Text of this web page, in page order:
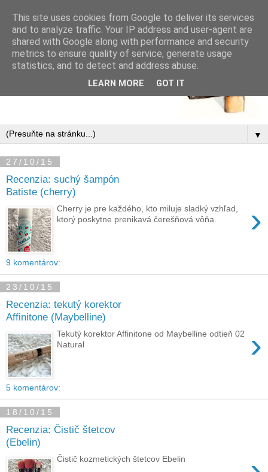
▼
27/10/15
Recenzia: suchý šampón
Batiste (cherry)
›
Cherry je pre každého, kto miluje sladký vzhľad,
ktorý poskytne prenikavá čerešňová vôňa.
9 komentárov:
23/10/15
Recenzia: tekutý korektor
Affinitone (Maybelline)
›
Tekutý korektor Affinitone od Maybelline odtieň 02
Natural
5 komentárov:
18/10/15
Recenzia: Čistič štetcov
(Ebelin)
Čistič kozmetických štetcov Ebelin
This site uses cookies from Google to deliver its services
and to analyze traffic. Your IP address and user-agent are
shared with Google along with performance and security
metrics to ensure quality of service, generate usage
statistics, and to detect and address abuse.
LEARN MORE GOT IT